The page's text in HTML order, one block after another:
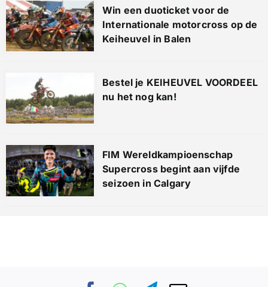
Win een duoticket voor de
Internationale motorcross op de
Keiheuvel in Balen
Bestel je KEIHEUVEL VOORDEEL
nu het nog kan!
FIM Wereldkampioenschap
Supercross begint aan vijfde
seizoen in Calgary